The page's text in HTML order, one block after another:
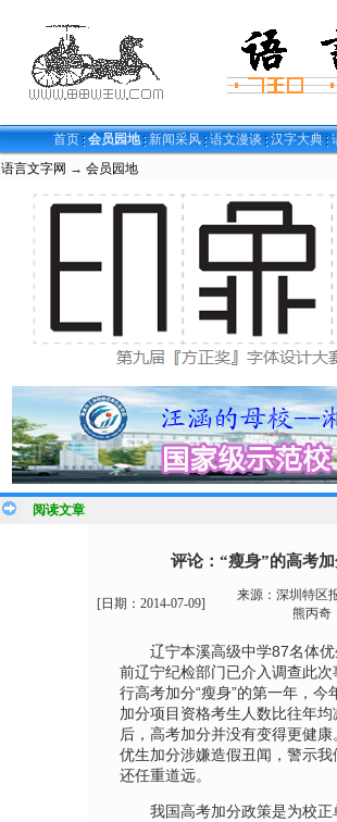
首页 会员园地 新闻采风 语文漫谈 汉字大典
语言文字网 → 会员园地
阅读文章
评论：“瘦身”的高考
[日期： 2014-07-09]
来源： 深圳特区
熊丙奇
辽宁本溪高级中学87名体优
前辽宁纪检部门已介入调查此
行高考加分“瘦身”的第一年，今
加分项目资格考生人数比往年均
后，高考加分并没有变得更健
优生加分涉嫌造假丑闻，警示
还任重道远。
我国高考加分政策是为校正